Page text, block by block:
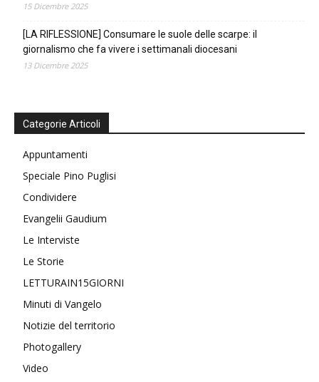
15 Dicembre 2025
[LA RIFLESSIONE] Consumare le suole delle scarpe: il
giornalismo che fa vivere i settimanali diocesani
13 Dicembre 2025
Categorie Articoli
Appuntamenti
Speciale Pino Puglisi
Condividere
Evangelii Gaudium
Le Interviste
Le Storie
LETTURAIN15GIORNI
Minuti di Vangelo
Notizie del territorio
Photogallery
Video